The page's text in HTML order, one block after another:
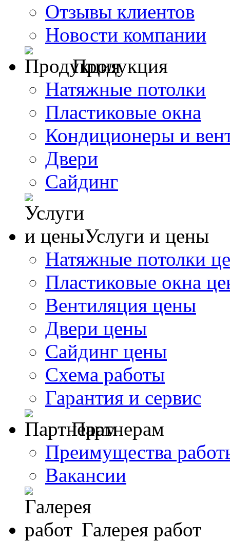
Отзывы клиентов
Новости компании
Продукция
Натяжные потолки
Пластиковые окна
Кондиционеры и
Двери
Сайдинг
Услуги и цены
Натяжные потолки
Пластиковые окна
Вентиляция цены
Двери цены
Сайдинг цены
Схема работы
Гарантия и сервис
Партнерам
Преимущества
Вакансии
Галерея работ